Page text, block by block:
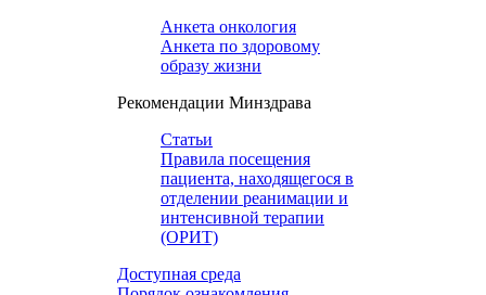
Анкета онкология
Анкета по здоровому
образу жизни
Рекомендации Минздрава
Статьи
Правила посещения
пациента, находящегося в
отделении реанимации и
интенсивной терапии
(ОРИТ)
Доступная среда